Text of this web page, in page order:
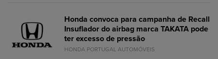
Honda convoca para campanha de Recall
Insuflador do airbag marca TAKATA pode
ter excesso de pressão
HONDA PORTUGAL AUTOMÓVEIS